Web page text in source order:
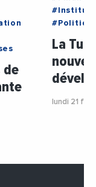
de
La
lundi 21